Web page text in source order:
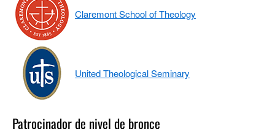
Claremont School of Theology
United Theological Seminary
Patrocinador de nivel de bronce